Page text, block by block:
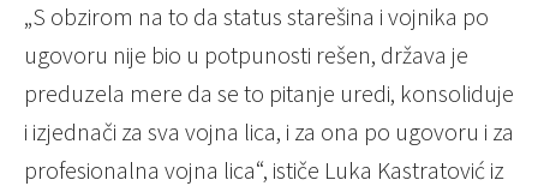
„S obzirom na to da status starešina i vojnika po
ugovoru nije bio u potpunosti rešen, država je
preduzela mere da se to pitanje uredi, konsoliduje
i izjednači za sva vojna lica, i za ona po ugovoru i za
profesionalna vojna lica“, ističe Luka Kastratović iz